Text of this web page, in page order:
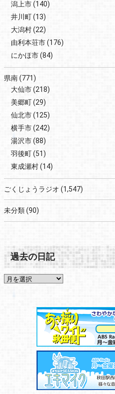
潟上市(140)
井川町(13)
大潟村(22)
由利本荘市(176)
にかほ市(84)
県南(771)
大仙市(218)
美郷町(29)
仙北市(125)
横手市(242)
湯沢市(88)
羽後町(51)
東成瀬村(14)
ごくじょうラジオ (1,547)
未分類(90)
過去の日記